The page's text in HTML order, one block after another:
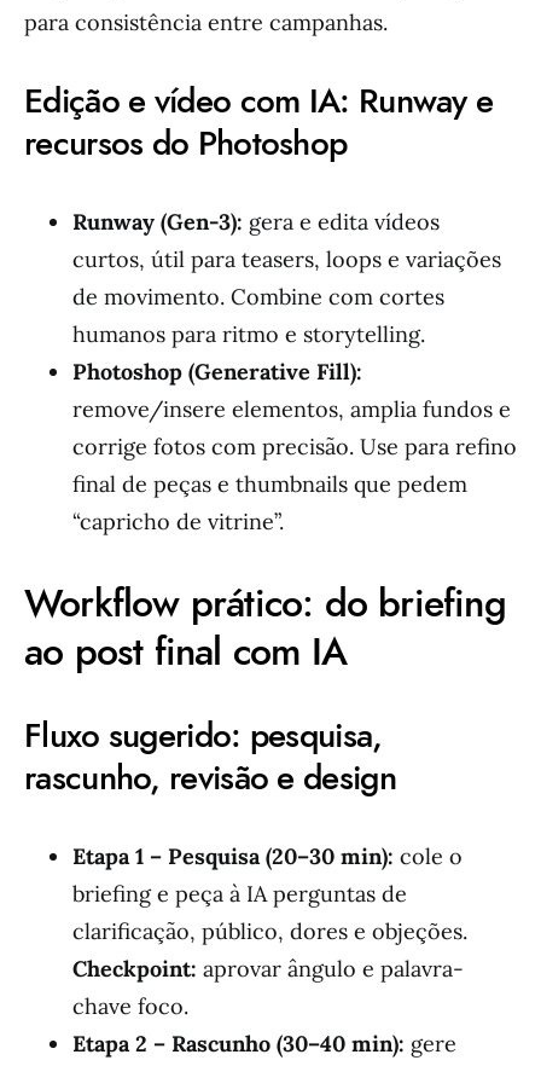
para consistência entre campanhas.
Edição e vídeo com IA: Runway e
recursos do Photoshop
Runway (Gen-3): gera e edita vídeos
curtos, útil para teasers, loops e variações
de movimento. Combine com cortes
humanos para ritmo e storytelling.
Photoshop (Generative Fill):
remove/insere elementos, amplia fundos e
corrige fotos com precisão. Use para refino
final de peças e thumbnails que pedem
“capricho de vitrine”.
Workflow prático: do briefing
ao post final com IA
Fluxo sugerido: pesquisa,
rascunho, revisão e design
Etapa 1 – Pesquisa (20–30 min): cole o
briefing e peça à IA perguntas de
clarificação, público, dores e objeções.
Checkpoint: aprovar ângulo e palavra-
chave foco.
Etapa 2 – Rascunho (30–40 min): gere